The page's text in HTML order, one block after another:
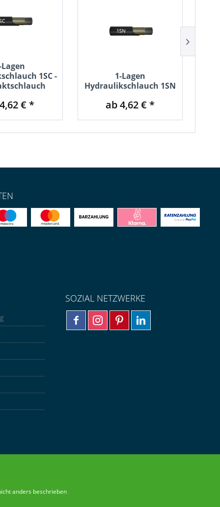
Lagen
1SC -
€ *
1-Lagen
Hydraulikschlauch 1SN
ab 4,62 € *
SOZIAL NETZWERKE
anders beschrieben